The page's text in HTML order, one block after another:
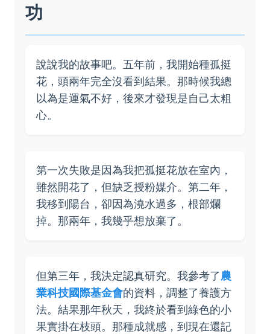
功
說說我的故事吧。五年前，我開始種孤挺
花，頭兩年完全沒看到結果。那時候我總
以為是運氣不好，後來才發現是自己太粗
心。
第一次失敗是因為我把孤挺花放在室內，
雖然開花了，但缺乏授粉媒介。第二年，
我移到陽台，卻因為澆水過多，根部爛
掉。那兩年，我幾乎想放棄了。
但第三年，我決定認真研究。我參考了農
業科技國際基金會的資料，調整了養護方
法。結果那年秋天，我終於看到綠色的小
果實掛在枝頭。那種成就感，到現在還記